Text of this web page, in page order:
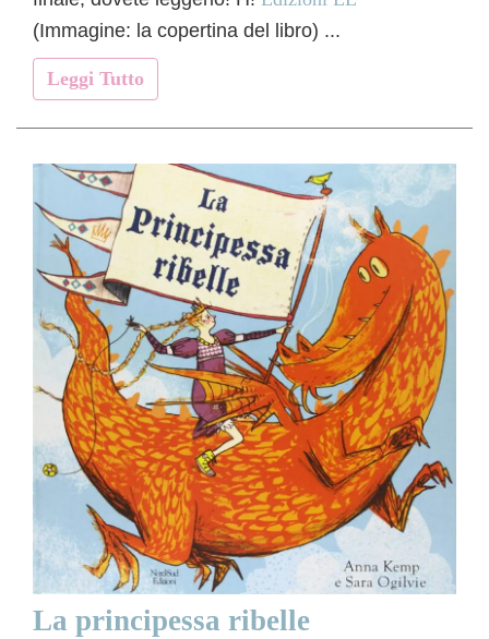
(Immagine: la copertina del libro) ...
Leggi Tutto
La principessa ribelle